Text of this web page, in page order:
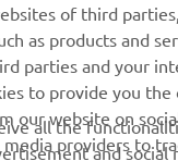
Parteneriate
Informații
distribuitorii
independenți
Yamalube Safety
of third
as products and
parties and your
to provide you
our website on
media providers to
all the
and